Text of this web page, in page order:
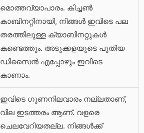
മൊത്തവ്യാപാരം. കിച്ചൺ
കാബിനറ്റിനായി, നിങ്ങൾ ഇവിടെ പല
തരത്തിലുള്ള ക്യാബിനറ്റുകൾ
കണ്ടെത്തും. അടുക്കളയുടെ പുതിയ
ഡിസൈൻ എപ്പോഴും ഇവിടെ
കാണാം.
ഇവിടെ ഗുണനിലവാരം നല്ലതാണ്,
വില ഇടത്തരം ആണ്. വളരെ
ചെലവേറിയതല്ല. നിങ്ങൾക്ക്